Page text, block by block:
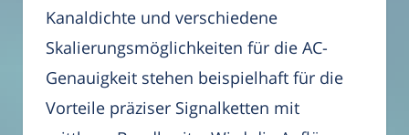
Kanaldichte und verschiedene
Skalierungsmöglichkeiten für die AC-
Genauigkeit stehen beispielhaft für die
Vorteile präziser Signalketten mit